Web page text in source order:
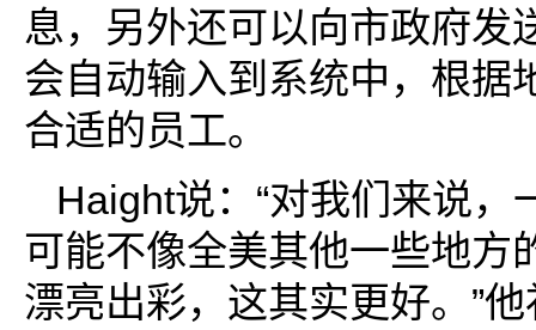
息，另外还可以向市政府发
会自动输入到系统中，根据
合适的员工。
Haight说：“对我们来说，
可能不像全美其他一些地方
漂亮出彩，这其实更好。”